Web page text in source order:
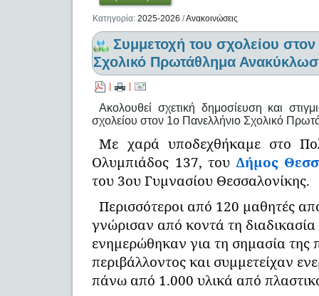
Κατηγορία:2025-2026 /Ανακοινώσεις
Συμμετοχή του σχολείου
Σχολικό Πρωτάθλημα
Ακολουθεί σχετική δημοσίευση και
σχολείου στον 1ο Πανελλήνιο Σχολικό
Με χαρά υποδεχθήκαμε στο
Ολυμπιάδος 137, του Δήμος
του 3ου Γυμνασίου Θεσσαλονίκης.
Περισσότεροι από 120 μαθητές
γνώρισαν από κοντά τη
ενημερώθηκαν για τη σημασία της
περιβάλλοντος και συμμετείχαν
πάνω από 1.000 υλικά από